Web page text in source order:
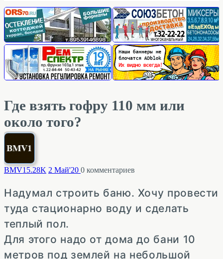
Где взять гофру 110 мм или
около того?
BMV1 5.28K 2 Май'20 0 комментариев
Надумал строить баню. Хочу провести
туда стационарно воду и сделать
теплый пол.
Для этого надо от дома до бани 10
метров под землей на небольшой